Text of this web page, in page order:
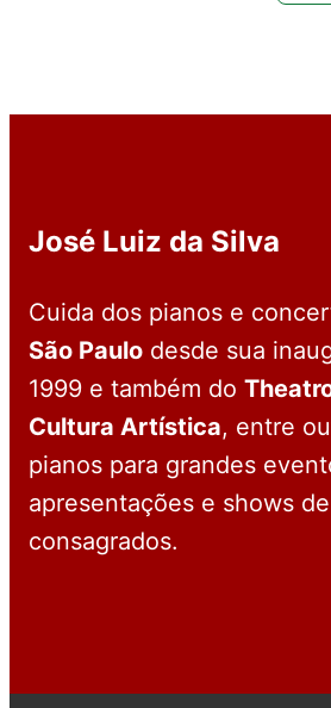
José Luiz da Silva
Cuida dos pianos e
São Paulo desde sua
1999 e também do
Cultura Artística, entre
pianos para grandes
apresentações e shows
consagrados.